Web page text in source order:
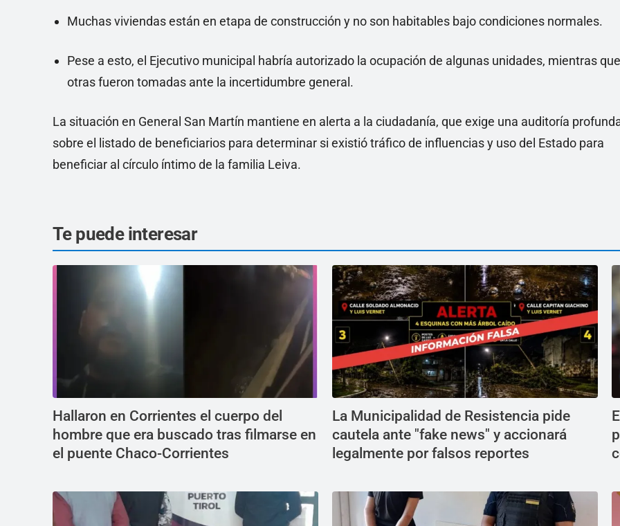
Muchas viviendas están en etapa de construcción y no son habitables bajo condiciones normales.
Pese a esto, el Ejecutivo municipal habría autorizado la ocupación de algunas unidades, mientras que
otras fueron tomadas ante la incertidumbre general.
La situación en General San Martín mantiene en alerta a la ciudadanía, que exige una auditoría
sobre el listado de beneficiarios para determinar si existió tráfico de influencias y uso del Estado para
beneficiar al círculo íntimo de la familia Leiva.
Te puede interesar
Hallaron en Corrientes el cuerpo del
hombre que era buscado tras filmarse en
el puente Chaco-Corrientes
La Municipalidad de Resistencia pide
cautela ante "fake news" y accionará
legalmente por falsos reportes